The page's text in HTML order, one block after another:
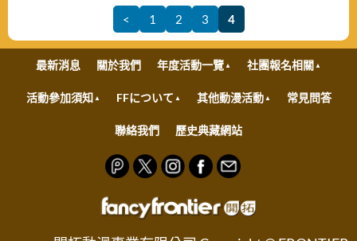
< 1 2 3 4
最新消息 關於我們 年度活動一覽 社團報名相關
活動參加須知 FFについて 其他動漫活動 常見問答
聯絡我們 歷史典藏網站